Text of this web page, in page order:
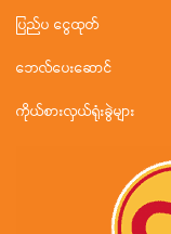
ပြည်ပ ငွေထုတ်
ဘေလ်ပေးဆောင်
ကိုယ်စားလှယ်ရုံးခွဲများ